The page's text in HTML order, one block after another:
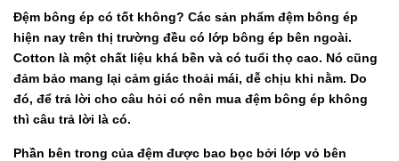
Đệm bông ép có tốt không? Các sản phẩm đệm bông ép
hiện nay trên thị trường đều có lớp bông ép bên ngoài.
Cotton là một chất liệu khá bền và có tuổi thọ cao. Nó cũng
đảm bảo mang lại cảm giác thoải mái, dễ chịu khi nằm. Do
đó, để trả lời cho câu hỏi có nên mua đệm bông ép không
thì câu trả lời là có.
Phần bên trong của đệm được bao bọc bởi lớp vỏ bên